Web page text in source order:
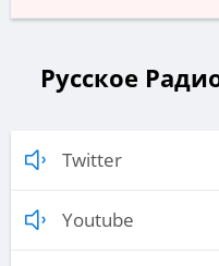
Русское
Twitter
Youtube